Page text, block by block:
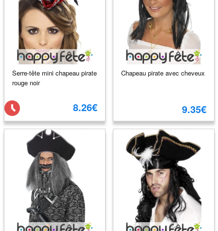
Serre-tête mini chapeau pirate
rouge noir
8.26€
Chapeau pirate avec cheveux
9.35€